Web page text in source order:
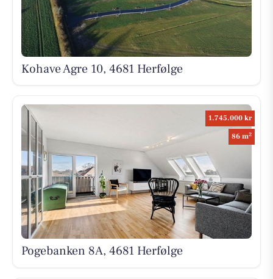
Kohave Agre 10, 4681 Herfølge
1.745.000 kr
86 m2
Pogebanken 8A, 4681 Herfølge